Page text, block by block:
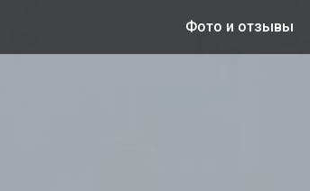
Фото и отзывы